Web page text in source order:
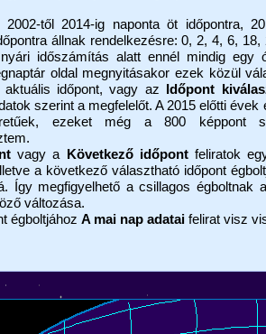
től 2014-ig naponta öt időpontra,
állnak rendelkezésre: 0, 2, 4, 6, 18,
időszámítás alatt ennél mindig egy
oldal megnyitásakor ezek közül
időpont, vagy az
Időpont
szerint a megfelelőt. A 2015 előtti évek
ezeket még a 800 képpont
vagy a Következő időpont feliratok
a következő választható időpont
Így megfigyelhető a csillagos égboltnak
változása.
égboltjáhozA mai nap adatai felirat visz